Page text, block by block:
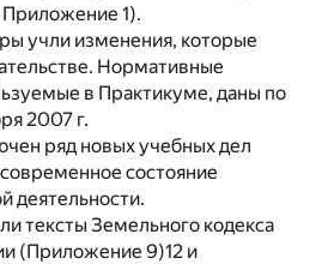
Приложение 1).
учли изменения, которые
Нормативные
в Практикуме, даны по
2007 г.
ряд новых учебных дел
состояние
деятельности.
тексты Земельного кодекса
(Приложение 9)12 и